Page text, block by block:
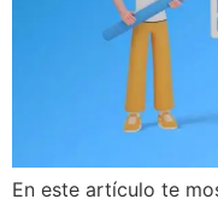
En este artículo te